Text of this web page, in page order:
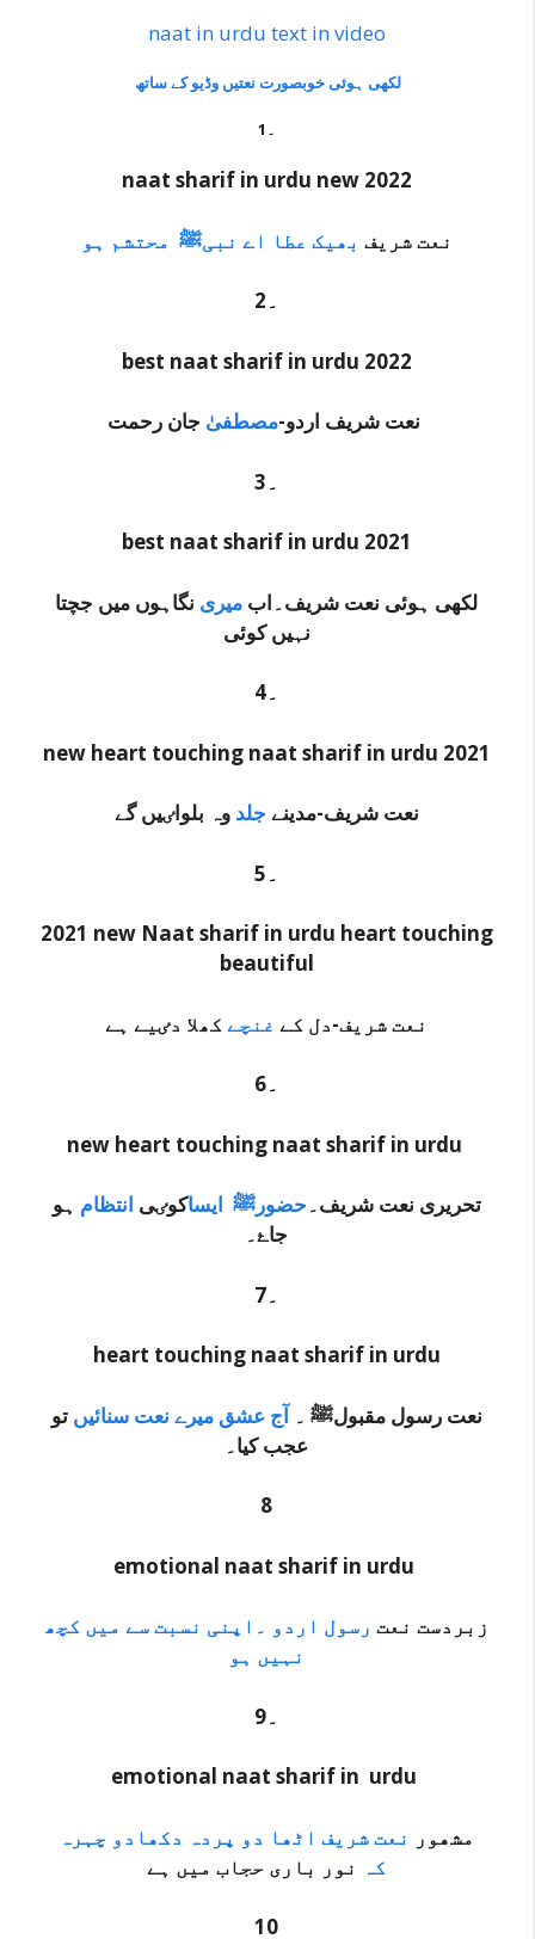
naat in urdu text in video
لکھی ہوئی خوبصورت نعتیں وڈیو کے ساتھ
1۔
naat sharif in urdu new 2022
نعت شریف بھیک عطا اے نبیﷺ محتشم ہو
2۔
best naat sharif in urdu 2022
نعت شریف اردو-مصطفیٰ
3۔
best naat sharif in urdu 2021
لکھی ہوئی نعت شریف۔اب میری نگاہوں میں جچتا
نہیں کوئی
4۔
new heart touching naat sharif in urdu 2021
نعت شریف-مدینے جلد وہ بلواٸیں گے
5۔
2021 new Naat sharif in urdu heart touching
beautiful
نعت شریف-دل کے غنچےکھلا دٸیے ہے
6۔
new heart touching naat sharif in urdu
تحریری نعت شریف۔حضورﷺ ایساکوٸی انتظام ہو
جاۓ۔
7۔
heart touching naat sharif in urdu
نعت رسول مقبولﷺ ۔آج عشق میرے نعت سنائیں تو
عجب کیا۔
8
emotional naat sharif in urdu
زبردست نعت رسول اردو ۔اپنی نسبت سے میں کچھ
نہیں ہو
9۔
emotional naat sharif in urdu
مشھور نعت شریف اٹھا دو پردہ دکھادو چہرہ
کہ نور باری حجاب میں ہے
10